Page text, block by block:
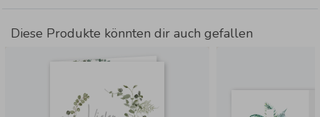
Diese Produkte könnten dir auch gefallen